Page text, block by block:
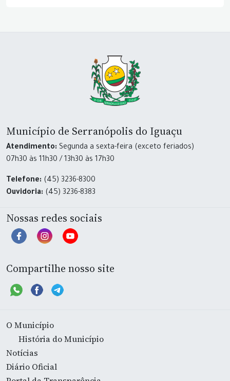
Município de Serranópolis do Iguaçu
Atendimento: Segunda a sexta-feira (exceto feriados)
07h30 às 11h30 / 13h30 às 17h30
Telefone: (45) 3236-8300
Ouvidoria: (45) 3236-8383
Nossas redes sociais
Compartilhe nosso site
O Município
História do Município
Notícias
Diário Oficial